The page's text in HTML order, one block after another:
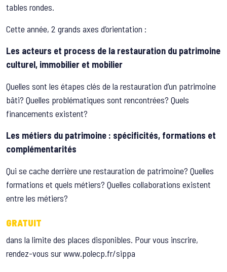
tables rondes.
Cette année, 2 grands axes d’orientation :
Les acteurs et process de la restauration du patrimoine
culturel, immobilier et mobilier
Quelles sont les étapes clés de la restauration d’un patrimoine
bâti? Quelles problématiques sont rencontrées? Quels
financements existent?
Les métiers du patrimoine : spécificités, formations et
complémentarités
Qui se cache derrière une restauration de patrimoine? Quelles
formations et quels métiers? Quelles collaborations existent
entre les métiers?
GRATUIT
dans la limite des places disponibles. Pour vous inscrire,
rendez-vous sur www.polecp.fr/sippa